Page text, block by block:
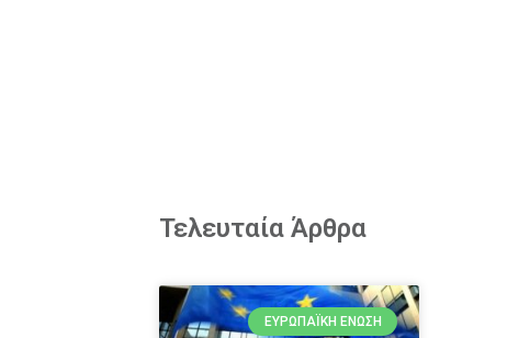
Τελευταία Άρθρα
ΕΥΡΩΠΑΪΚΉ ΈΝΩΣΗ